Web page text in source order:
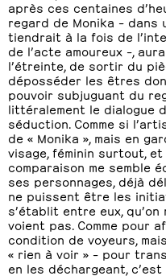
après ces centaines
regard de Monika – dans
tiendrait à la fois de
de l’acte amoureux –,
l’étreinte, de sortir du
déposséder les êtres
pouvoir subjuguant du
littéralement le dialogue
séduction. Comme si
de « Monika », mais en
visage, féminin surtout,
comparaison me semble
ses personnages, déjà
ne puissent être les
s’établit entre eux, qu’on
voient pas. Comme pour
condition de voyeurs,
« rien à voir » – pour
en les déchargeant, c’est